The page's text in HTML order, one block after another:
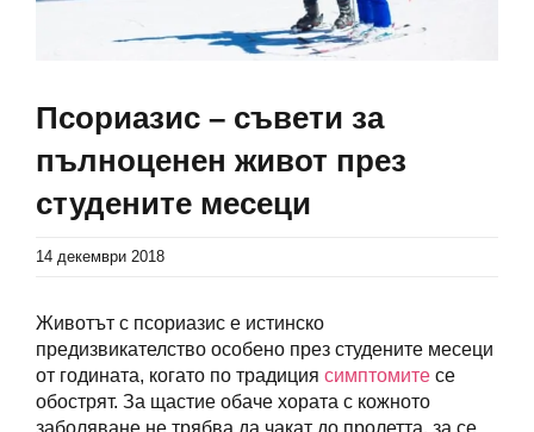
Псориазис – съвети за
пълноценен живот през
студените месеци
14 декември 2018
Животът с псориазис е истинско
предизвикателство особено през студените месеци
от годината, когато по традиция симптомите се
обострят. За щастие обаче хората с кожното
заболяване не трябва да чакат до пролетта, за се